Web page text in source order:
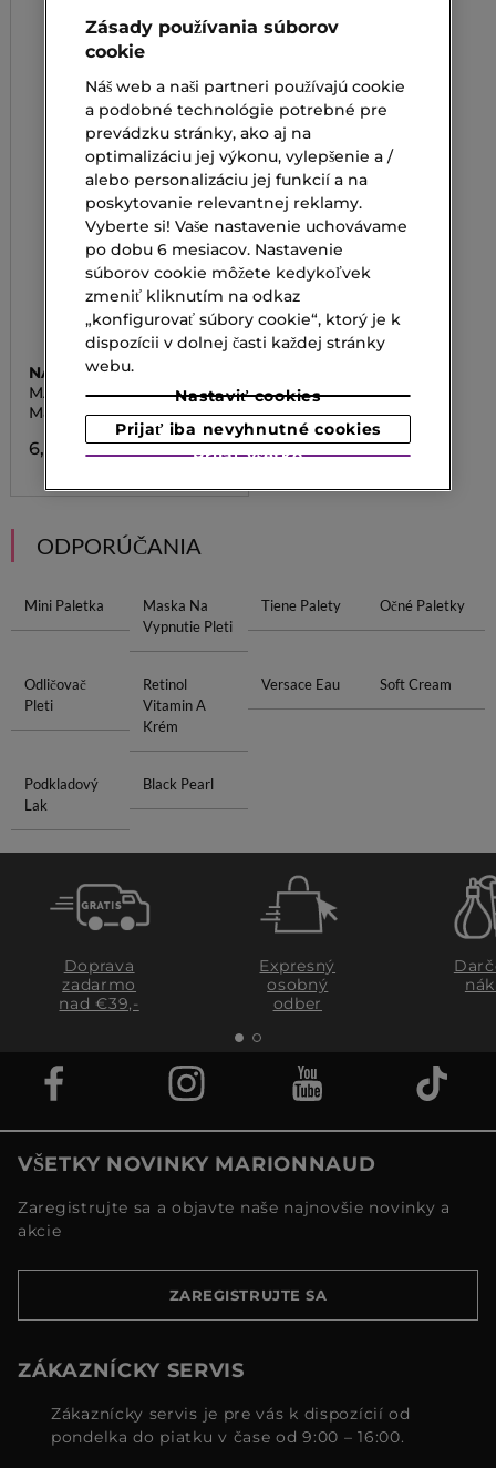
NAM
MATTE EYESHADOW
Matné očné tiene
6,50 €
ODPORÚČANIA
Mini Paletka
Maska Na
Vypnutie Pleti
Tiene Palety Očné Paletky
Odličovač
Pleti
Retinol
Vitamin A
Krém
Versace Eau Soft Cream
Podkladový
Lak
Black Pearl
Doprava
zadarmo
nad €39,-
Expresný
osobný
odber
VŠETKY NOVINKY MARIONNAUD
Zaregistrujte sa a objavte naše najnovšie novinky a
akcie
ZAREGISTRUJTE SA
ZÁKAZNÍCKY SERVIS
Zákaznícky servis je pre vás k dispozícií od
pondelka do piatku v čase od 9:00 – 16:00.
Zásady používania súborov
cookie
Náš web a naši partneri používajú cookie
a podobné technológie potrebné pre
prevádzku stránky, ako aj na
optimalizáciu jej výkonu, vylepšenie a /
alebo personalizáciu jej funkcií a na
poskytovanie relevantnej reklamy.
Vyberte si! Vaše nastavenie uchovávame
po dobu 6 mesiacov. Nastavenie
súborov cookie môžete kedykoľvek
zmeniť kliknutím na odkaz
„konfigurovať súbory cookie“, ktorý je k
dispozícii v dolnej časti každej stránky
webu.
Nastaviť cookies
Prijať iba nevyhnutné cookies
Prijať všetko